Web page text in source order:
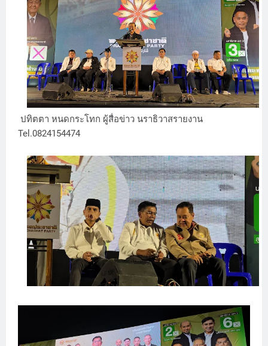
ปทิตตา หนดกระโทก ผู้สื่อข่าว นราธิวาสรายงาน
Tel.0824154474